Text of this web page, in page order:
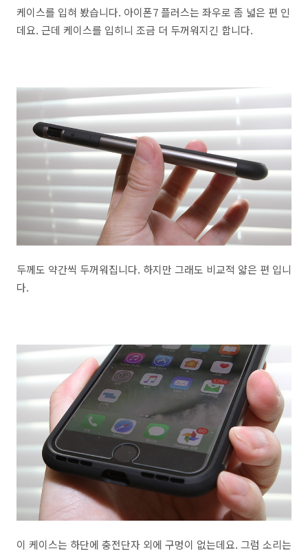
케이스를 입혀 봤습니다. 아이폰7 플러스는 좌우로 좀 넓은 편 인
데요. 근데 케이스를 입히니 조금 더 두꺼워지긴 합니다.
두께도 약간씩 두꺼워집니다. 하지만 그래도 비교적 얇은 편 입니
다.
이 케이스는 하단에 충전단자 외에 구멍이 없는데요. 그럼 소리는